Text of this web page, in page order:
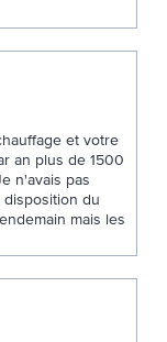
et votre
an plus de 1500
n'avais pas
disposition du
mais les